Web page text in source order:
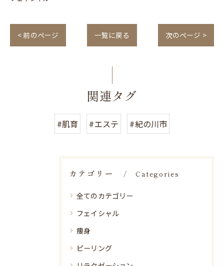
< 前のページ 一覧に戻る 次のページ >
関連タグ
#肌育 #エステ #紀の川市
カテゴリー Categories
全てのカテゴリー
フェイシャル
痩身
ピーリング